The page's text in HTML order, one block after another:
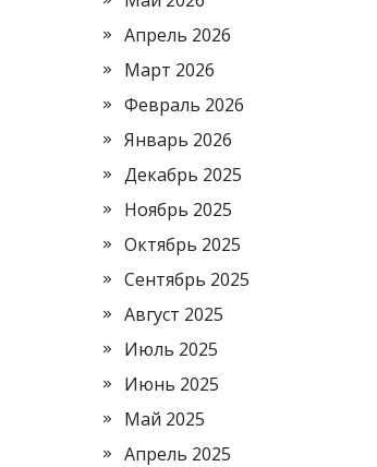
Апрель 2026
Март 2026
Февраль 2026
Январь 2026
Декабрь 2025
Ноябрь 2025
Октябрь 2025
Сентябрь 2025
Август 2025
Июль 2025
Июнь 2025
Май 2025
Апрель 2025